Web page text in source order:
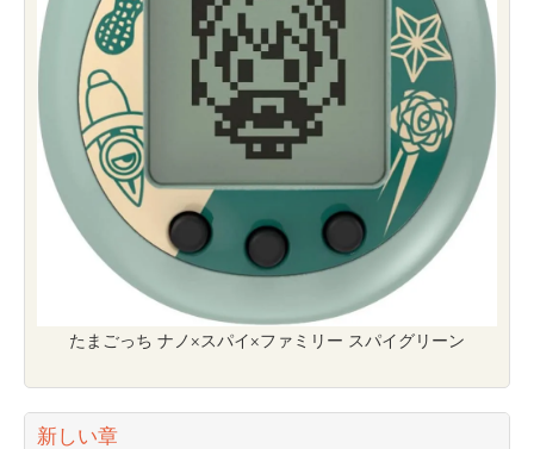
たまごっち ナノ×スパイ×ファミリー スパイグリーン
新しい章